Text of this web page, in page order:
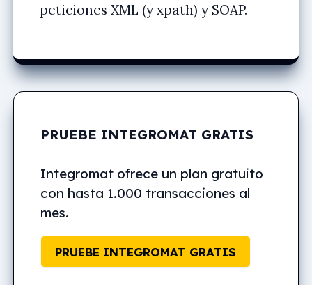
peticiones XML (y xpath) y SOAP.
PRUEBE INTEGROMAT GRATIS
Integromat ofrece un plan gratuito
con hasta 1.000 transacciones al
mes.
PRUEBE INTEGROMAT GRATIS